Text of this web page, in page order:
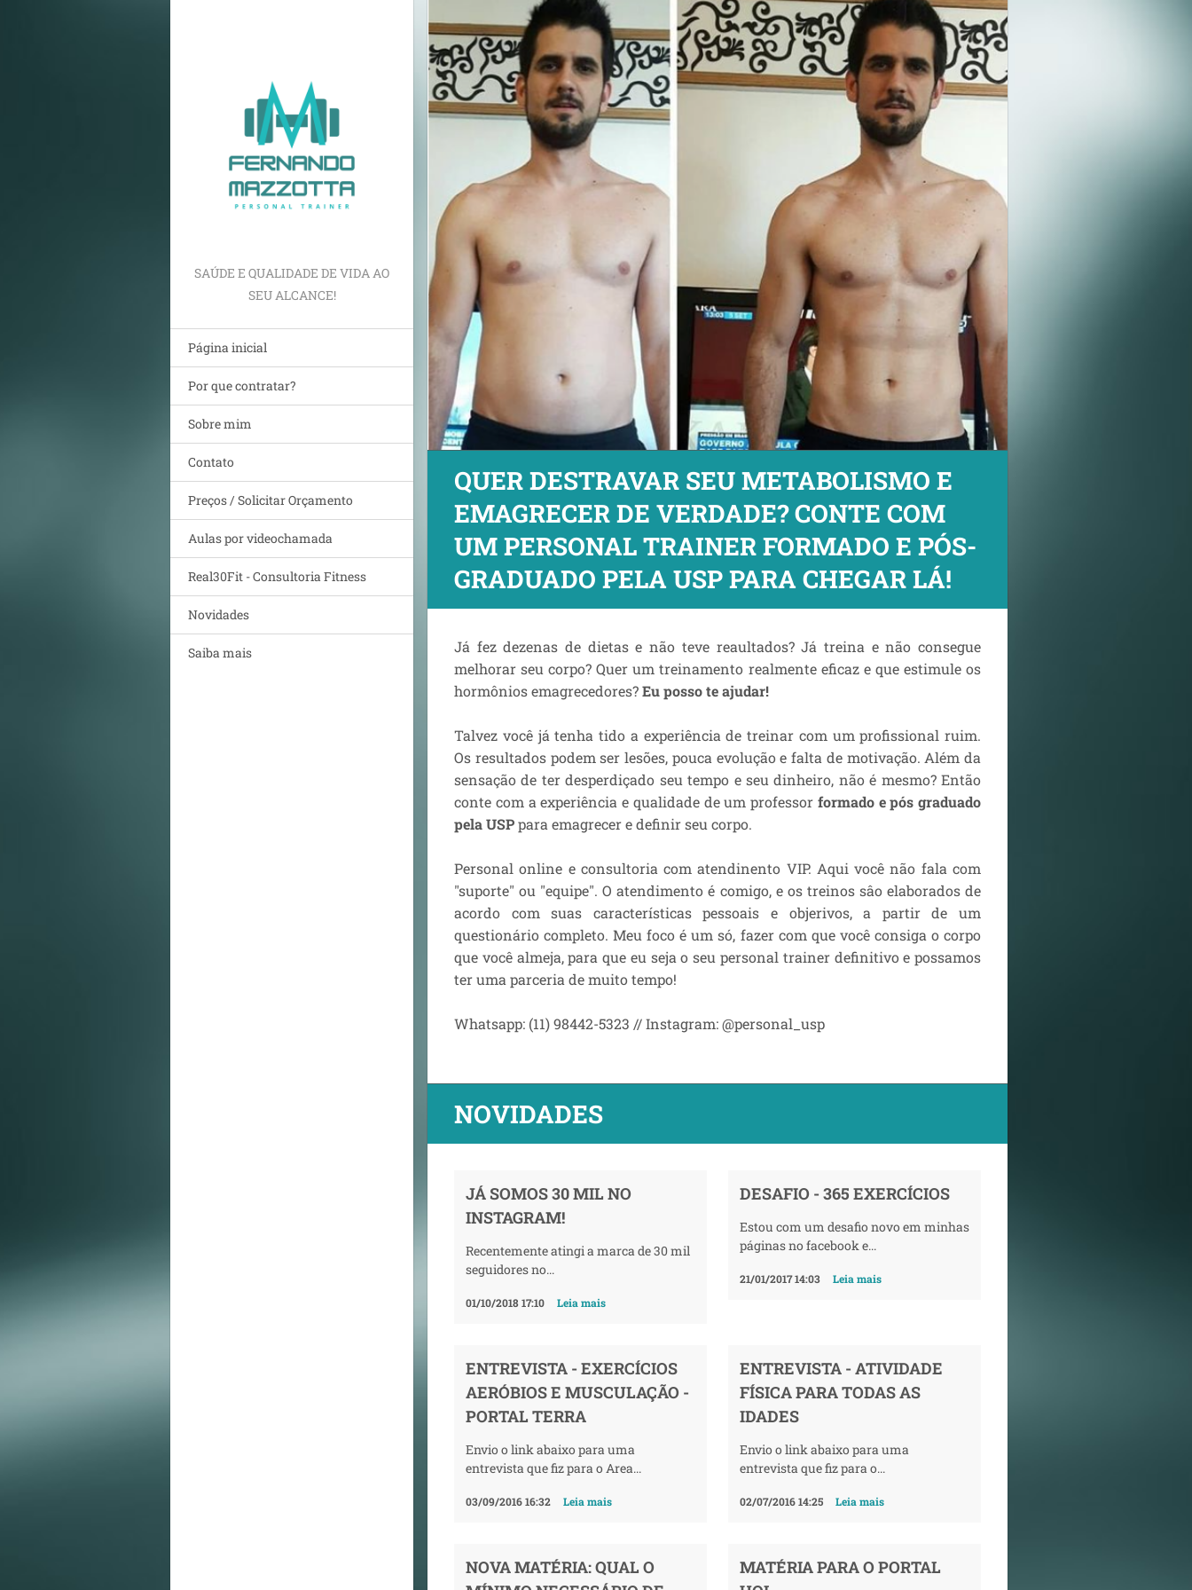
SAÚDE E QUALIDADE DE VIDA AO
SEU ALCANCE!
Página inicial
Por que contratar?
Sobre mim
Contato
Preços / Solicitar Orçamento
Aulas por videochamada
Real30Fit - Consultoria Fitness
Novidades
Saiba mais
QUER DESTRAVAR SEU METABOLISMO E
EMAGRECER DE VERDADE? CONTE COM
UM PERSONAL TRAINER FORMADO E PÓS-
GRADUADO PELA USP PARA CHEGAR LÁ!
Já fez dezenas de dietas e não teve reaultados? Já treina e não consegue
melhorar seu corpo? Quer um treinamento realmente eficaz e que estimule os
hormônios emagrecedores?Eu posso te ajudar!
Talvez você já tenha tido a experiência de treinar com um profissional ruim.
Os resultados podem ser lesões, pouca evolução e falta de motivação. Além da
sensação de ter desperdiçado seu tempo e seu dinheiro, não é mesmo? Então
conte com a experiência e qualidade de um professor formado e pós graduado
pela USPpara emagrecer e definir seu corpo.
Personal online e consultoria com atendinento VIP. Aqui você não fala com
"suporte" ou "equipe". O atendimento é comigo, e os treinos sâo elaborados de
acordo com suas características pessoais e objerivos, a partir de um
questionário completo. Meu foco é um só, fazer com que você consiga o corpo
que você almeja, para que eu seja o seu personal trainer definitivo e possamos
ter uma parceria de muito tempo!
Whatsapp: (11) 98442-5323 // Instagram: @personal_usp
NOVIDADES
JÁ SOMOS 30 MIL NO
INSTAGRAM!
Recentemente atingi a marca de 30 mil
seguidores no...
01/10/2018 17:10 Leia mais
DESAFIO - 365 EXERCÍCIOS
Estou com um desafio novo em minhas
páginas no facebook e...
21/01/2017 14:03 Leia mais
ENTREVISTA - EXERCÍCIOS
AERÓBIOS E MUSCULAÇÃO -
PORTAL TERRA
Envio o link abaixo para uma
entrevista que fiz para o Area...
03/09/2016 16:32 Leia mais
ENTREVISTA - ATIVIDADE
FÍSICA PARA TODAS AS
IDADES
Envio o link abaixo para uma
entrevista que fiz para o...
02/07/2016 14:25 Leia mais
NOVA MATÉRIA: QUAL O
MATÉRIA PARA O PORTAL